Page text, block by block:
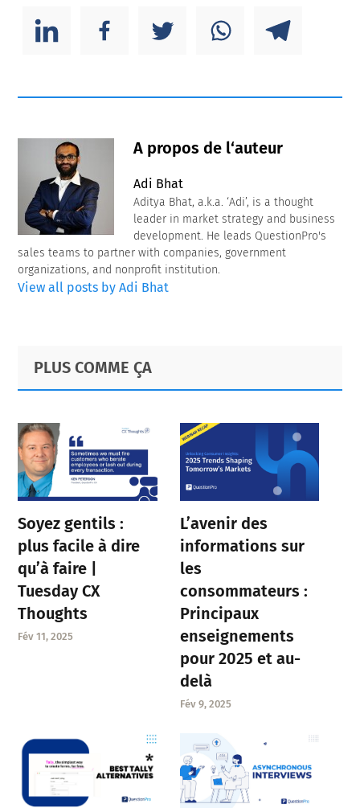
A propos de l‘auteur
Adi Bhat
Aditya Bhat, a.k.a. ‘Adi’, is a thought
leader in market strategy and business
development. He leads QuestionPro's
sales teams to partner with companies, government
organizations, and nonprofit institution.
View all posts by Adi Bhat
Primary
Sidebar
Footer
PLUS COMME ÇA
Soyez gentils :
plus facile à dire
qu’à faire |
Tuesday CX
Thoughts
Fév 11, 2025
L’avenir des
informations sur
les
consommateurs :
Principaux
enseignements
pour 2025 et au-
delà
Fév 9, 2025